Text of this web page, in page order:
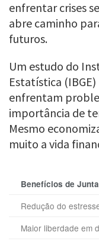
enfrentar crises
abre caminho
futuros.
Um estudo do
Estatística
enfrentam
importância de
Mesmo
muito a vida
Benefícios de
Redução do
Maior liberdade em